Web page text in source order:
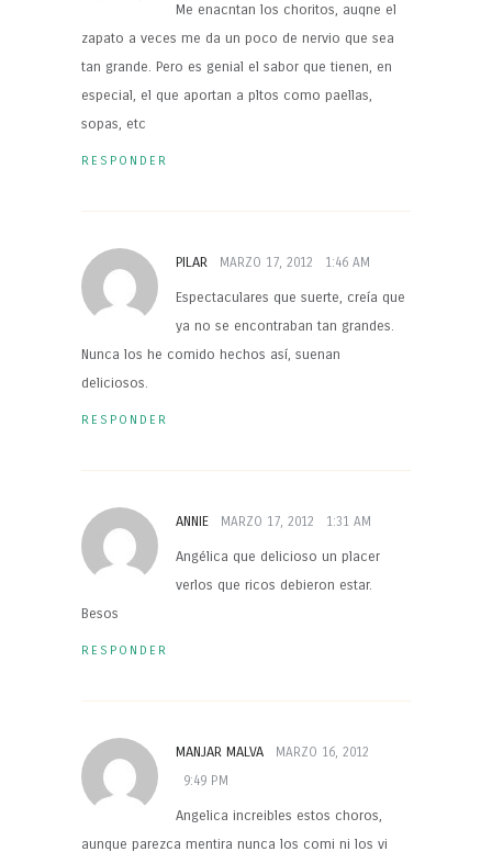
Me enacntan los choritos, auqne el
zapato a veces me da un poco de nervio que sea
tan grande. Pero es genial el sabor que tienen, en
especial, el que aportan a pltos como paellas,
sopas, etc
RESPONDER
PILAR MARZO 17, 2012 1:46 AM
Espectaculares que suerte, creía que
ya no se encontraban tan grandes.
Nunca los he comido hechos así, suenan
deliciosos.
RESPONDER
ANNIE MARZO 17, 2012 1:31 AM
Angélica que delicioso un placer
verlos que ricos debieron estar.
Besos
RESPONDER
MANJAR MALVA
MARZO 16, 2012
9:49 PM
Angelica increibles estos choros,
aunque parezca mentira nunca los comi ni los vi